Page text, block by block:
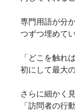
専門用語が分
つずつ埋めて
「どこを触れ
初にして最大
さらに細かく
「訪問者の行